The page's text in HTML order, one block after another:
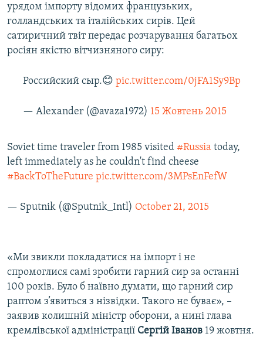
урядом імпорту відомих французьких,
голландських та італійських сирів. Цей
сатиричний твіт передає розчарування багатьох
росіян якістю вітчизняного сиру:
Российский сыр.😊 pic.twitter.com/0jFA1Sy9Bp
— Alexander (@avaza1972) 15 Жовтень 2015
Soviet time traveler from 1985 visited #Russia today,
left immediately as he couldn't find cheese
#BackToTheFuture pic.twitter.com/3MPsEnFefW
— Sputnik (@Sputnik_Intl) October 21, 2015
«Ми звикли покладатися на імпорт і не
спромоглися самі зробити гарний сир за останні
100 років. Було б наївно думати, що гарний сир
раптом з’явиться з нізвідки. Такого не буває», –
заявив колишній міністр оборони, а нині глава
кремлівської адміністрації Сергій Іванов 19 жовтня.